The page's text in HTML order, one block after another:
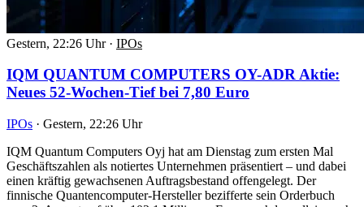
Gestern, 22:26 Uhr · IPOs
IQM QUANTUM COMPUTERS OY-ADR Aktie:
Neues 52-Wochen-Tief bei 7,80 Euro
IPOs · Gestern, 22:26 Uhr
IQM Quantum Computers Oyj hat am Dienstag zum ersten Mal
Geschäftszahlen als notiertes Unternehmen präsentiert – und dabei
einen kräftig gewachsenen Auftragsbestand offengelegt. Der
finnische Quantencomputer-Hersteller bezifferte sein Orderbuch